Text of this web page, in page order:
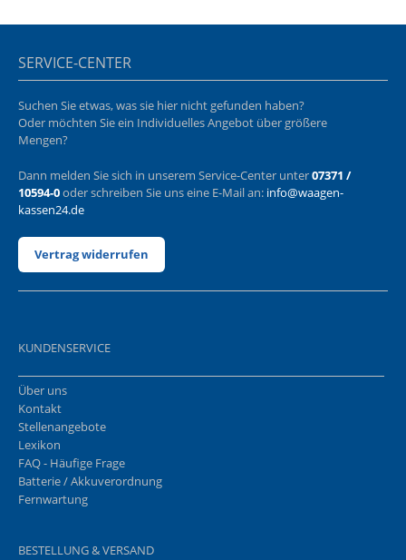
SERVICE-CENTER
Suchen Sie etwas, was sie hier nicht gefunden haben?
Oder möchten Sie ein Individuelles Angebot über größere
Mengen?
Dann melden Sie sich in unserem Service-Center unter07371 /
10594-0oder schreiben Sie uns eine E-Mail an: info@waagen-
kassen24.de
Vertrag widerrufen
KUNDENSERVICE
Über uns
Kontakt
Stellenangebote
Lexikon
FAQ - Häufige Frage
Batterie / Akkuverordnung
Fernwartung
BESTELLUNG & VERSAND